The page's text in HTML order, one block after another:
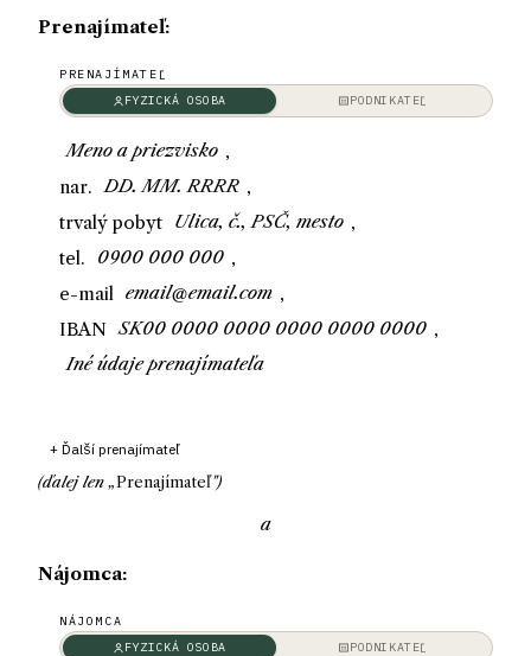
Prenajímateľ:
PRENAJÍMATEĽ
FYZICKÁ OSOBA
PODNIKATEĽ
,
nar.
,
trvalý pobyt
,
tel.
,
e-mail
,
IBAN
,
+ Ďalší prenajímateľ
(ďalej len „Prenajímateľ")
a
Nájomca:
NÁJOMCA
FYZICKÁ OSOBA
PODNIKATEĽ